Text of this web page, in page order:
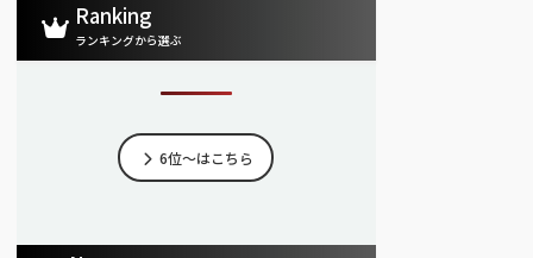
Ranking
ランキングから選ぶ
6位～はこちら